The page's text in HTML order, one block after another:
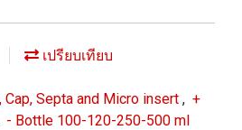
เปรียบเทียบ
Cap, Septa and Micro insert , +
- Bottle 100-120-250-500 ml